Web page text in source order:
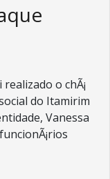
o chÃ¡
do Itamirim
Vanessa